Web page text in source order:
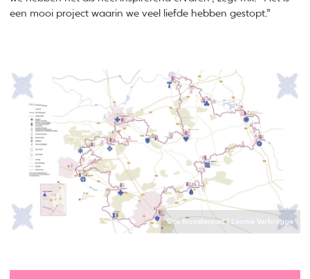
een mooi project waarin we veel liefde hebben gestopt.”
Ons Kloosterpad | Leonie Verbrugge